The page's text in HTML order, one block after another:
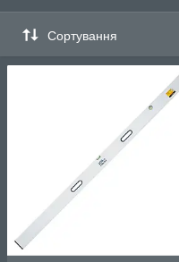
Сортування